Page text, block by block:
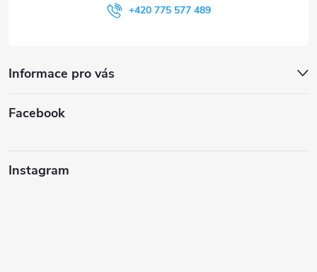
+420 775 577 489
Informace pro vás
Facebook
Instagram